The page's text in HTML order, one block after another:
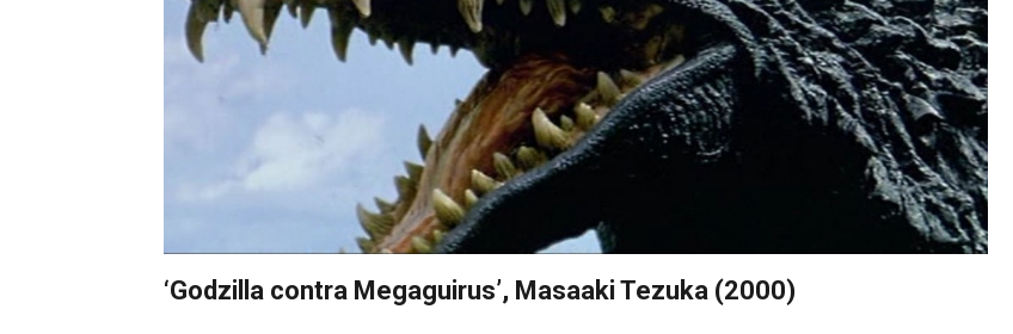
‘Godzilla contra Megaguirus’, Masaaki Tezuka (2000)